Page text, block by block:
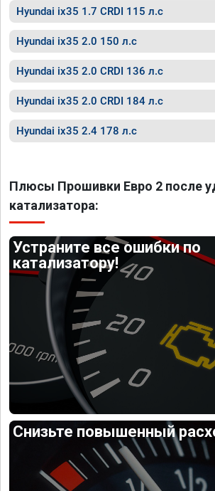
Hyundai ix35 1.7 CRDI 115 л.с
Hyundai ix35 2.0 150 л.с
Hyundai ix35 2.0 CRDI 136 л.с
Hyundai ix35 2.0 CRDI 184 л.с
Hyundai ix35 2.4 178 л.с
Плюсы Прошивки Евро 2 после
катализатора:
Устраните все ошибки по
катализатору!
Снизьте повышенный